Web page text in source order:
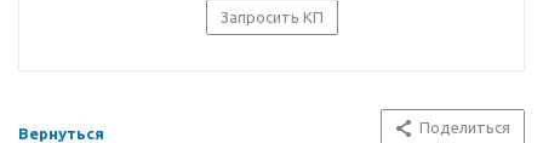
Запросить КП
Вернуться Поделиться